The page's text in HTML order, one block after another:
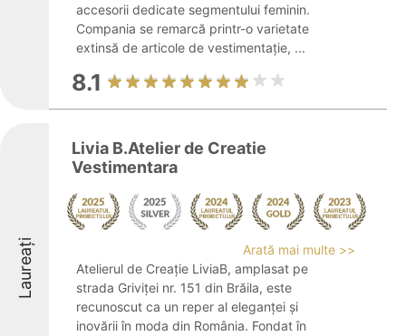
accesorii dedicate segmentului feminin.
Compania se remarcă printr-o varietate
extinsă de articole de vestimentație, ...
8.1
Laureați
Livia B.Atelier de Creatie
Vestimentara
Arată mai multe >>
Atelierul de Creație LiviaB, amplasat pe
strada Griviței nr. 151 din Brăila, este
recunoscut ca un reper al eleganței și
inovării în moda din România. Fondat în